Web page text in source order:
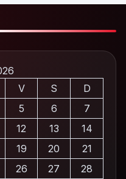
V S
D
5 6
7
12 13
14
19 20
21
26 27
28